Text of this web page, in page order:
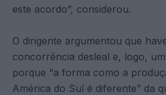
este acordo”, considerou.
O dirigente argumentou que
concorrência desleal e, logo, um
porque “a forma como a
América do Sul é diferente” da